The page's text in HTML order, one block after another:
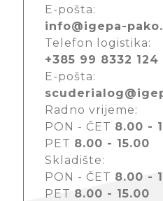
E-pošta:
info@igepa-
Telefon logistika:
+385 99 8332 124
E-pošta:
Radno vrijeme:
PON - ČET 8.00 -
PET 8.00 - 15.00
Skladište:
PON - ČET 8.00 -
PET 8.00 - 15.00